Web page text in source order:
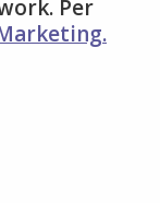
Per